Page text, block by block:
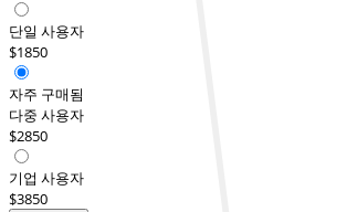
단일 사용자
$1850
자주 구매됨
다중 사용자
$2850
기업 사용자
$3850